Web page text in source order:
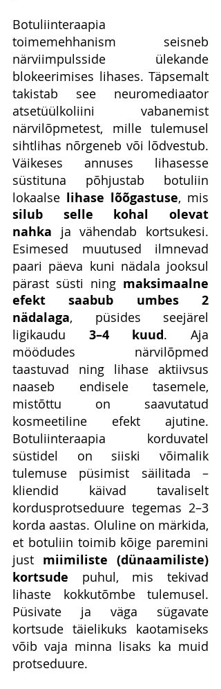
Botuliinteraapia
toimemehhanism seisneb
närviimpulsside ülekande
blokeerimises lihases. Täpsemalt
takistab see neuromediaator
atsetüülkoliini vabanemist
närvilõpmetest, mille tulemusel
sihtlihas nõrgeneb või lõdvestub.
Väikeses annuses lihasesse
süstituna põhjustab botuliin
lokaalse lihase lõõgastuse
silub selle kohal olevat
nahka ja vähendab kortsukesi.
Esimesed muutused ilmnevad
paari päeva kuni nädala jooksul
pärast süsti ning maksimaalne
efekt saabub umbes 2
nädalaga, püsides seejärel
ligikaudu 3–4 kuud. Aja
möödudes närvilõpmed
taastuvad ning lihase aktiivsus
naaseb endisele tasemele,
mistõttu on saavutatud
kosmeetiline efekt ajutine.
Botuliinteraapia korduvatel
süstidel on siiski võimalik
tulemuse püsimist säilitada –
kliendid käivad tavaliselt
kordusprotseduure tegemas 2–3
korda aastas. Oluline on märkida,
et botuliin toimib kõige paremini
just miimiliste (dünaamiliste)
kortsude puhul, mis tekivad
lihaste kokkutõmbe tulemusel.
Püsivate ja väga sügavate
kortsude täielikuks kaotamiseks
võib vaja minna lisaks ka muid
protseduure.